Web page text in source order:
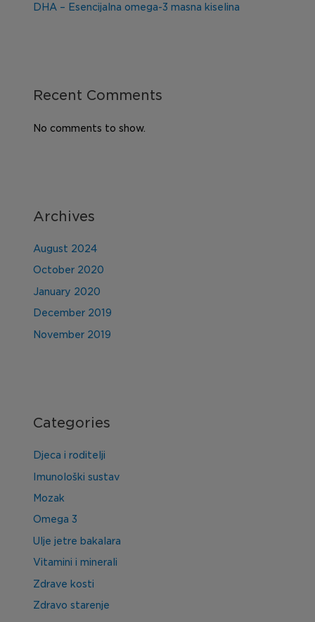
DHA – Esencijalna omega-3 masna kiselina
Recent Comments
No comments to show.
Archives
August 2024
October 2020
January 2020
December 2019
November 2019
Categories
Djeca i roditelji
Imunološki sustav
Mozak
Omega 3
Ulje jetre bakalara
Vitamini i minerali
Zdrave kosti
Zdravo starenje